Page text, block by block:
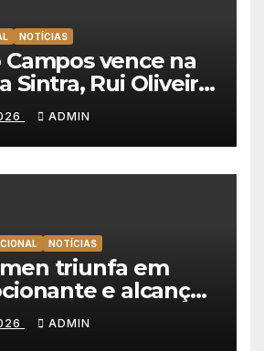
NOTÍCIAS
Campos vence na
Sintra, Rui Oliveira
na Volta a
ADMIN
NOTÍCIAS
triunfa em
e alcança
vitória da carreira
Polónia
ADMIN